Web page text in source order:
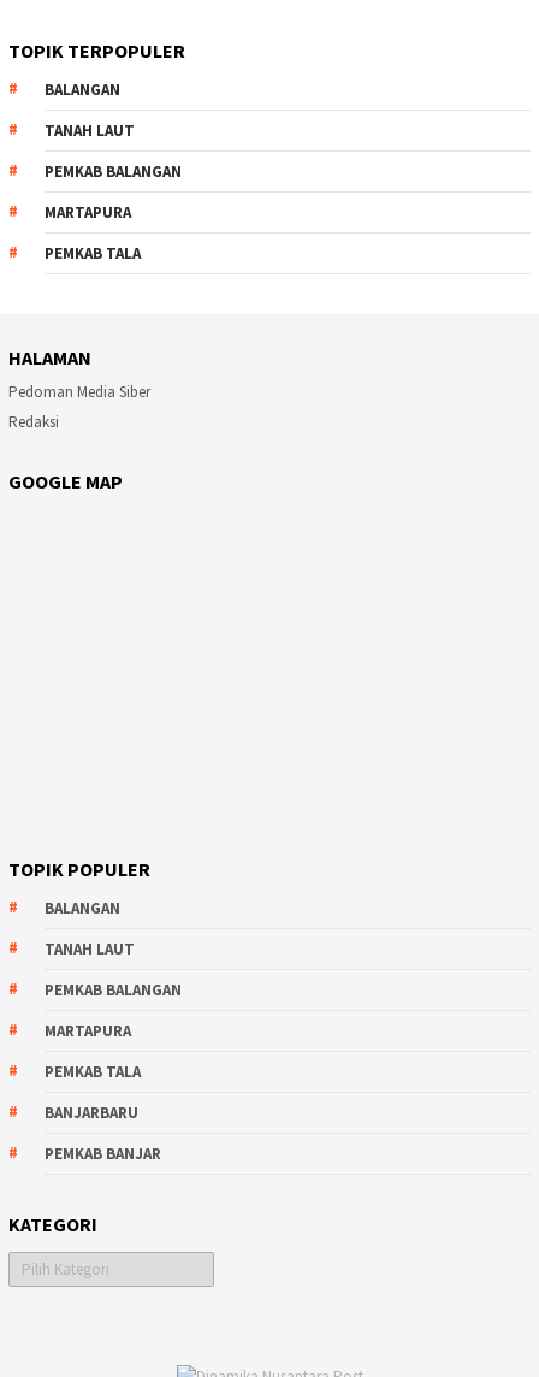
TOPIK TERPOPULER
BALANGAN
TANAH LAUT
PEMKAB BALANGAN
MARTAPURA
PEMKAB TALA
HALAMAN
Pedoman Media Siber
Redaksi
GOOGLE MAP
TOPIK POPULER
BALANGAN
TANAH LAUT
PEMKAB BALANGAN
MARTAPURA
PEMKAB TALA
BANJARBARU
PEMKAB BANJAR
KATEGORI
Kategori